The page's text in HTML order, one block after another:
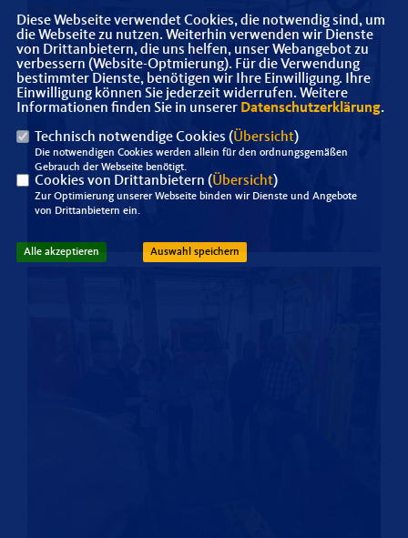
Diese Webseite verwendet Cookies, die notwendig sind, um
die Webseite zu nutzen. Weiterhin verwenden wir Dienste
von Drittanbietern, die uns helfen, unser Webangebot zu
verbessern (Website-Optmierung). Für die Verwendung
bestimmter Dienste, benötigen wir Ihre Einwilligung. Ihre
Einwilligung können Sie jederzeit widerrufen. Weitere
Informationen finden Sie in unserer Datenschutzerklärung.
Technisch notwendige Cookies (Übersicht)
Die notwendigen Cookies werden allein für den ordnungsgemäßen
Gebrauch der Webseite benötigt.
Cookies von Drittanbietern (Übersicht)
Zur Optimierung unserer Webseite binden wir Dienste und Angebote
von Drittanbietern ein.
Alle akzeptieren Auswahl speichern